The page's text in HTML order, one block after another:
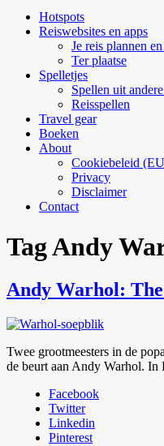
uitvouwenHotspots
Reiswebsites en apps
Je reis plannen
Ter plaatse
Spelletjes
Spellen uit
Reisspellen
Travel gear
Boeken
About
Cookiebeleid
Privacy
Disclaimer
Contact
TagAndy
Andy Warhol:
Twee grootmeesters in de
de beurt aan Andy Warhol.
Facebook
Twitter
Linkedin
Pinterest